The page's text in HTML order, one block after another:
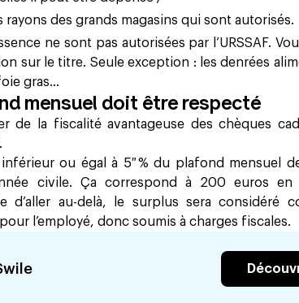
des grands magasins qui sont autorisés.
ne sont pas autorisées par l’URSSAF.
sur le titre. Seule exception : les denrées
gras...
mensuel doit être respecté
de la fiscalité avantageuse des chèques
ou égal à 5 % du plafond mensuel
civile. Ça correspond à 200 euros en
d’aller au-delà, le surplus sera considéré
l’employé, donc soumis à charges fiscales.